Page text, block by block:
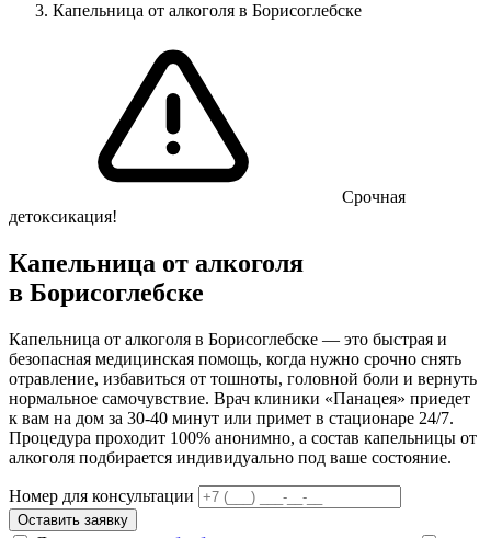
Капельница от алкоголя в Борисоглебске
Срочная
детоксикация!
Капельница от алкоголя
в Борисоглебске
Капельница от алкоголя в Борисоглебске — это быстрая и
безопасная медицинская помощь, когда нужно срочно снять
отравление, избавиться от тошноты, головной боли и вернуть
нормальное самочувствие. Врач клиники «Панацея» приедет
к вам на дом за 30-40 минут или примет в стационаре 24/7.
Процедура проходит 100% анонимно, а состав капельницы от
алкоголя подбирается индивидуально под ваше состояние.
Номер для консультации
Оставить заявку